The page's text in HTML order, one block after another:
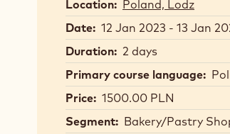
Location: Poland, Lodz
Date: 12 Jan 2023 - 13 Jan
Duration: 2 days
Primary course language:
Price: 1500.00 PLN
Segment: Bakery/Pastry